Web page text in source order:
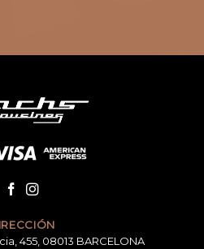
455, 08013 BARCELONA